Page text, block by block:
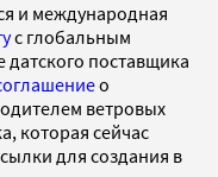
и международная
с глобальным
поставщика
о
ветровых
которая сейчас
для создания в